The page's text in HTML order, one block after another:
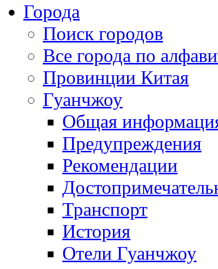
Города
Поиск городов
Все города по
Провинции Китая
Гуанчжоу
Общая
Предупреждения
Рекомендации
Транспорт
История
Отели Гуанчжоу